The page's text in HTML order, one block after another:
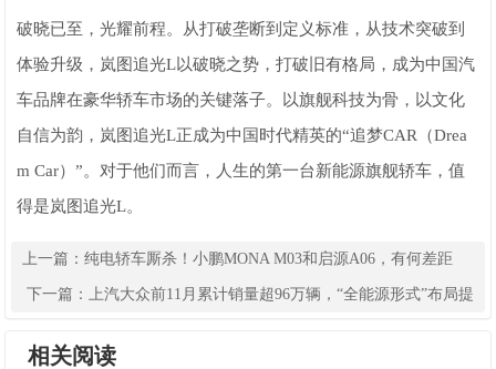
破晓已至，光耀前程。从打破垄断到定义标准，从技术突破到
体验升级，岚图追光L以破晓之势，打破旧有格局，成为中国汽
车品牌在豪华轿车市场的关键落子。以旗舰科技为骨，以文化
自信为韵，岚图追光L正成为中国时代精英的“追梦CAR（Drea
m Car）”。对于他们而言，人生的第一台新能源旗舰轿车，值
得是岚图追光L。
上一篇：纯电轿车厮杀！小鹏MONA M03和启源A06，有何差距
下一篇： 上汽大众前11月累计销量超96万辆，“全能源形式”布局提
相关阅读